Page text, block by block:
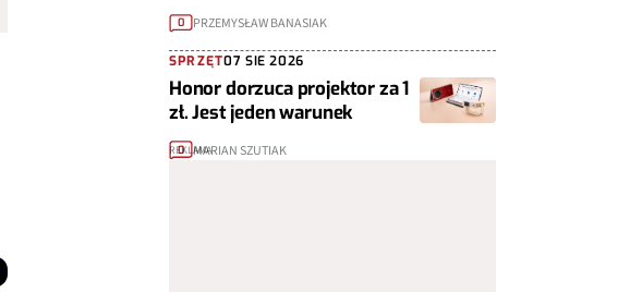
0 PRZEMYSŁAW BANASIAK
SPRZĘT07 SIE 2026
Honor dorzuca projektor za 1
zł. Jest jeden warunek
0 MARIAN SZUTIAK